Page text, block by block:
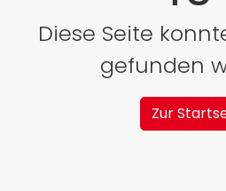
Diese Seite
gefunden
Zur